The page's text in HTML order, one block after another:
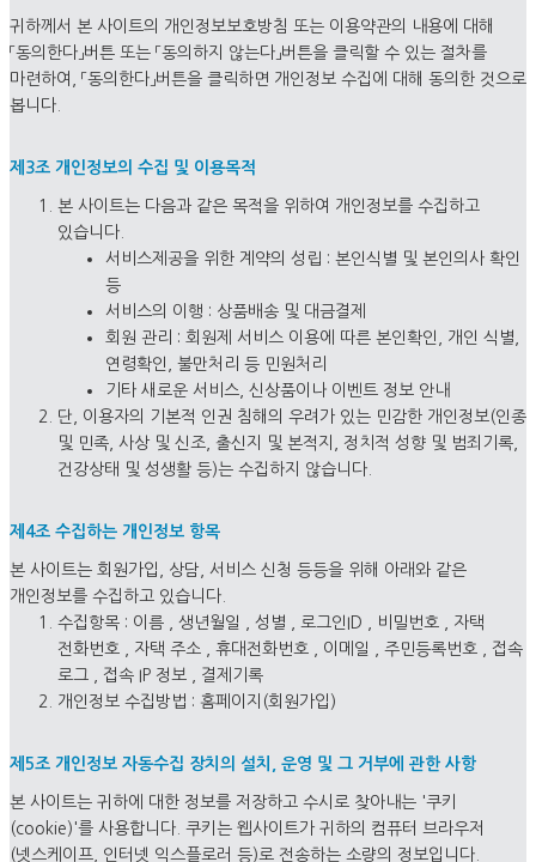
귀하께서 본 사이트의 개인정보보호방침 또는 이용약관의 내용에 대해
「동의한다」버튼 또는 「동의하지 않는다」버튼을 클릭할 수 있는 절차를
마련하여, 「동의한다」버튼을 클릭하면 개인정보 수집에 대해 동의한 것으로
봅니다.
제3조 개인정보의 수집 및 이용목적
본 사이트는 다음과 같은 목적을 위하여 개인정보를 수집하고
있습니다.
서비스제공을 위한 계약의 성립 : 본인식별 및 본인의사 확인
등
서비스의 이행 : 상품배송 및 대금결제
회원 관리 : 회원제 서비스 이용에 따른 본인확인, 개인 식별,
연령확인, 불만처리 등 민원처리
기타 새로운 서비스, 신상품이나 이벤트 정보 안내
단, 이용자의 기본적 인권 침해의 우려가 있는 민감한 개인정보(인종
및 민족, 사상 및 신조, 출신지 및 본적지, 정치적 성향 및 범죄기록,
건강상태 및 성생활 등)는 수집하지 않습니다.
제4조 수집하는 개인정보 항목
본 사이트는 회원가입, 상담, 서비스 신청 등등을 위해 아래와 같은
개인정보를 수집하고 있습니다.
수집항목 : 이름 , 생년월일 , 성별 , 로그인ID , 비밀번호 , 자택
전화번호 , 자택 주소 , 휴대전화번호 , 이메일 , 주민등록번호 , 접속
로그 , 접속 IP 정보 , 결제기록
개인정보 수집방법 : 홈페이지(회원가입)
제5조 개인정보 자동수집 장치의 설치, 운영 및 그 거부에 관한 사항
본 사이트는 귀하에 대한 정보를 저장하고 수시로 찾아내는 '쿠키
(cookie)'를 사용합니다. 쿠키는 웹사이트가 귀하의 컴퓨터 브라우저
(넷스케이프, 인터넷 익스플로러 등)로 전송하는 소량의 정보입니다.